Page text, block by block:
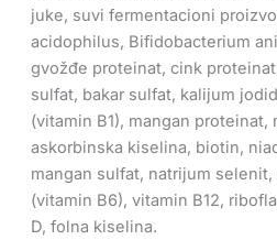
juke, suvi fermentacioni
acidophilus, Bifidobacterium
gvožđe proteinat, cink
sulfat, bakar sulfat, kalijum
(vitamin B1), mangan proteinat,
askorbinska kiselina, biotin,
mangan sulfat, natrijum
(vitamin B6), vitamin B12,
D, folna kiselina.